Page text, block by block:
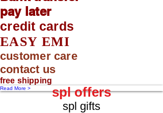
pay later
credit cards
EASY EMI
customer care
contact us
free shipping
Read More > spl offers
spl gifts